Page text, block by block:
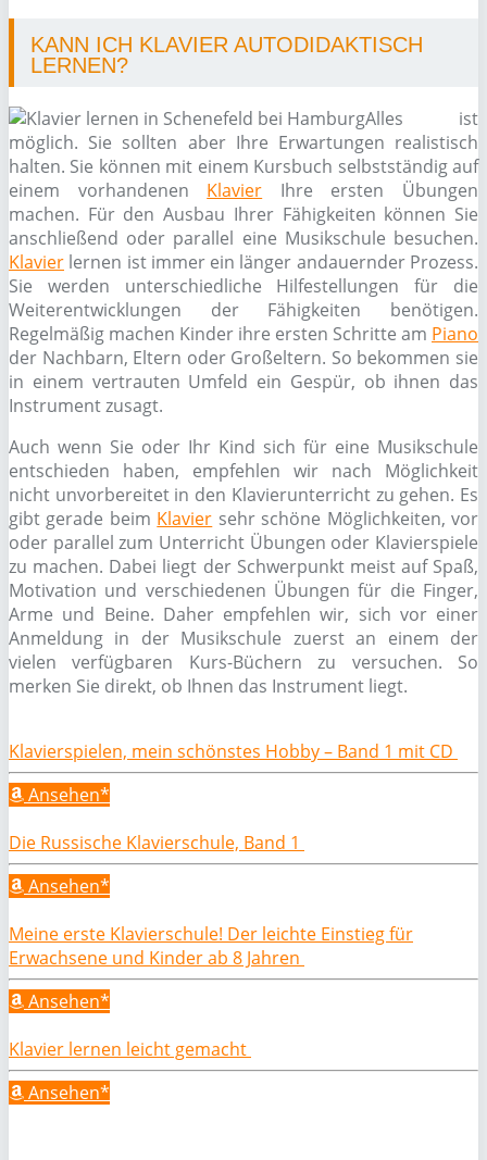
KANN ICH KLAVIER AUTODIDAKTISCH
LERNEN?
Alles ist
möglich. Sie sollten aber Ihre Erwartungen realistisch
halten. Sie können mit einem Kursbuch selbstständig auf
einem vorhandenen Klavier Ihre ersten Übungen
machen. Für den Ausbau Ihrer Fähigkeiten können Sie
anschließend oder parallel eine Musikschule besuchen.
Klavier lernen ist immer ein länger andauernder Prozess.
Sie werden unterschiedliche Hilfestellungen für die
Weiterentwicklungen der Fähigkeiten benötigen.
Regelmäßig machen Kinder ihre ersten Schritte am Piano
der Nachbarn, Eltern oder Großeltern. So bekommen sie
in einem vertrauten Umfeld ein Gespür, ob ihnen das
Instrument zusagt.
Auch wenn Sie oder Ihr Kind sich für eine Musikschule
entschieden haben, empfehlen wir nach Möglichkeit
nicht unvorbereitet in den Klavierunterricht zu gehen. Es
gibt gerade beim Klavier sehr schöne Möglichkeiten, vor
oder parallel zum Unterricht Übungen oder Klavierspiele
zu machen. Dabei liegt der Schwerpunkt meist auf Spaß,
Motivation und verschiedenen Übungen für die Finger,
Arme und Beine. Daher empfehlen wir, sich vor einer
Anmeldung in der Musikschule zuerst an einem der
vielen verfügbaren Kurs-Büchern zu versuchen. So
merken Sie direkt, ob Ihnen das Instrument liegt.
Klavierspielen, mein schönstes Hobby – Band 1 mit CD
Ansehen*
Die Russische Klavierschule, Band 1
Ansehen*
Meine erste Klavierschule! Der leichte Einstieg für
Erwachsene und Kinder ab 8 Jahren
Ansehen*
Klavier lernen leicht gemacht
Ansehen*